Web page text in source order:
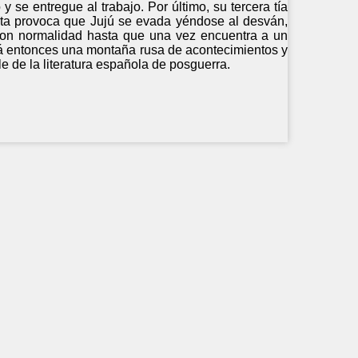
se entregue al trabajo. Por último, su tercera tía
provoca que Jujú se evada yéndose al desván,
normalidad hasta que una vez encuentra a un
una montaña rusa de acontecimientos y
de la literatura española de posguerra.